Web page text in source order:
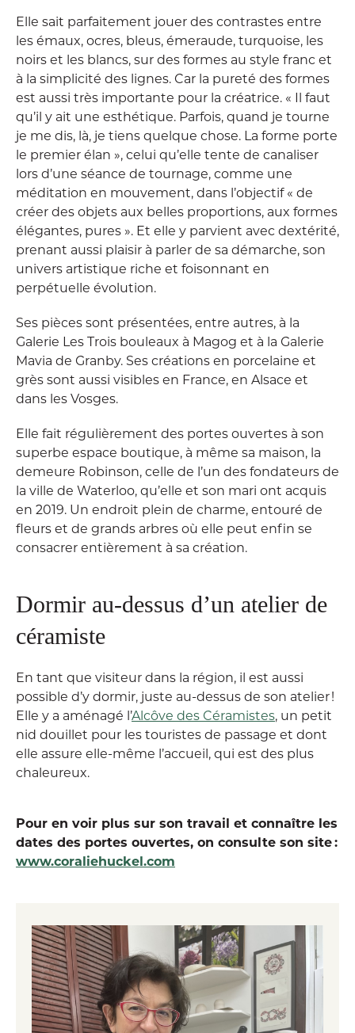
Elle sait parfaitement jouer des contrastes entre
les émaux, ocres, bleus, émeraude, turquoise, les
noirs et les blancs, sur des formes au style franc et
à la simplicité des lignes. Car la pureté des formes
est aussi très importante pour la créatrice. « Il faut
qu’il y ait une esthétique. Parfois, quand je tourne
je me dis, là, je tiens quelque chose. La forme porte
le premier élan », celui qu’elle tente de canaliser
lors d’une séance de tournage, comme une
méditation en mouvement, dans l’objectif « de
créer des objets aux belles proportions, aux formes
élégantes, pures ». Et elle y parvient avec dextérité,
prenant aussi plaisir à parler de sa démarche, son
univers artistique riche et foisonnant en
perpétuelle évolution.
Ses pièces sont présentées, entre autres, à la
Galerie Les Trois bouleaux à Magog et à la Galerie
Mavia de Granby. Ses créations en porcelaine et
grès sont aussi visibles en France, en Alsace et
dans les Vosges.
Elle fait régulièrement des portes ouvertes à son
superbe espace boutique, à même sa maison, la
demeure Robinson, celle de l’un des fondateurs de
la ville de Waterloo, qu’elle et son mari ont acquis
en 2019. Un endroit plein de charme, entouré de
fleurs et de grands arbres où elle peut enfin se
consacrer entièrement à sa création.
Dormir au-dessus d’un atelier de
céramiste
En tant que visiteur dans la région, il est aussi
possible d’y dormir, juste au-dessus de son atelier !
Elle y a aménagé l’Alcôve des Céramistes, un petit
nid douillet pour les touristes de passage et dont
elle assure elle-même l’accueil, qui est des plus
chaleureux.
Pour en voir plus sur son travail et connaître les
dates des portes ouvertes, on consulte son site :
www.coraliehuckel.com